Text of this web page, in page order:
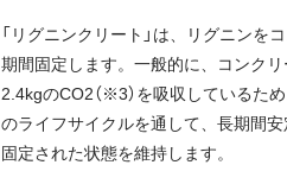
「リグニンクリート」は、リグニン
期間固定します。一般的に、コンク
2.4kgのCO2（※3）を吸収しているた
のライフサイクルを通して、長期間
固定された状態を維持します。